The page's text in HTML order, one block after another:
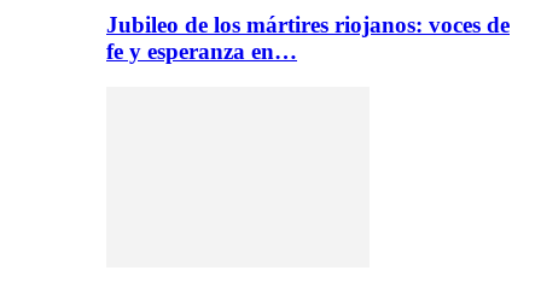
Jubileo de los mártires riojanos: voces de
fe y esperanza en…